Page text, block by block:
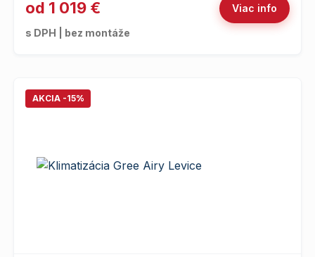
od 1 019 €
s DPH | bez montáže
Viac info
AKCIA -15%